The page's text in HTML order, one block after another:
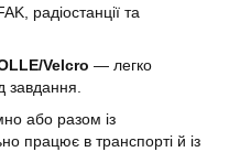
радіостанції та
Velcro — легко
завдання.
або разом із
працює в транспорті й із